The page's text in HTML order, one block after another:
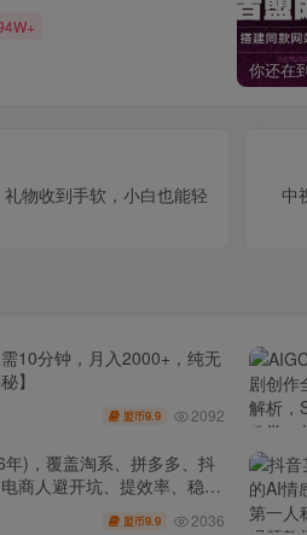
物收到手软，小白也能轻
中
10分钟，月入2000+，纯无
】
盟币9.9 2092
)，覆盖淘系、拼多多、抖
商人避开坑、提效率、稳盈
盟币9.9 2036